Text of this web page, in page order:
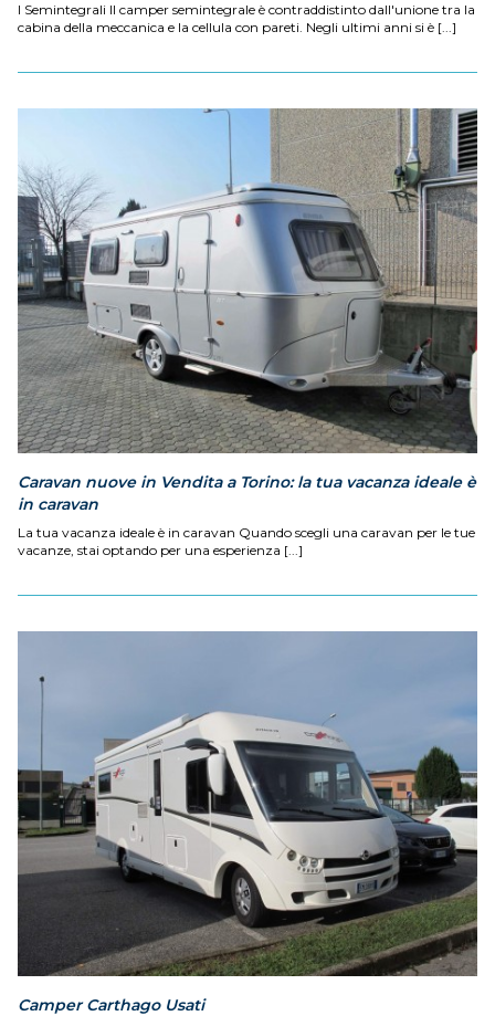
I Semintegrali Il camper semintegrale è contraddistinto dall'unione tra la
cabina della meccanica e la cellula con pareti. Negli ultimi anni si è [...]
Caravan nuove in Vendita a Torino: la tua vacanza ideale è
in caravan
La tua vacanza ideale è in caravan Quando scegli una caravan per le tue
vacanze, stai optando per una esperienza [...]
Camper Carthago Usati